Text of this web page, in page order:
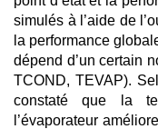
simulés à l’aide de
la performance
dépend d’un certain
TCOND, TEVAP).
constaté que la
l’évaporateur